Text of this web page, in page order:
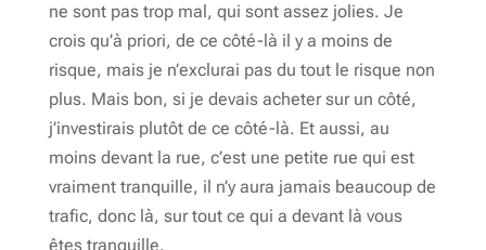
ne sont pas trop mal, qui sont assez jolies. Je
crois qu’à priori, de ce côté-là il y a moins de
risque, mais je n’exclurai pas du tout le risque non
plus. Mais bon, si je devais acheter sur un côté,
j’investirais plutôt de ce côté-là. Et aussi, au
moins devant la rue, c’est une petite rue qui est
vraiment tranquille, il n’y aura jamais beaucoup de
trafic, donc là, sur tout ce qui a devant là vous
êtes tranquille.